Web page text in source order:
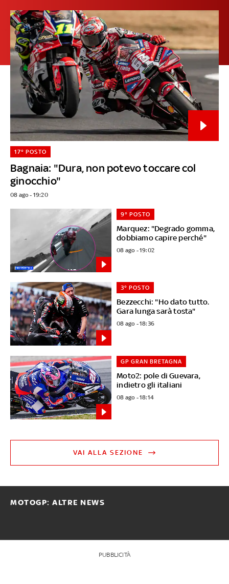
Bagnaia: "Dura, non potevo toccare col
ginocchio"
17° POSTO
08 ago - 19:20
Marquez: "Degrado gomma,
dobbiamo capire perché"
9° POSTO
08 ago - 19:02
Bezzecchi: "Ho dato tutto.
Gara lunga sarà tosta"
3° POSTO
08 ago - 18:36
Moto2: pole di Guevara,
indietro gli italiani
GP GRAN BRETAGNA
08 ago - 18:14
VAI ALLA SEZIONE
MOTOGP: ALTRE NEWS
PUBBLICITÀ